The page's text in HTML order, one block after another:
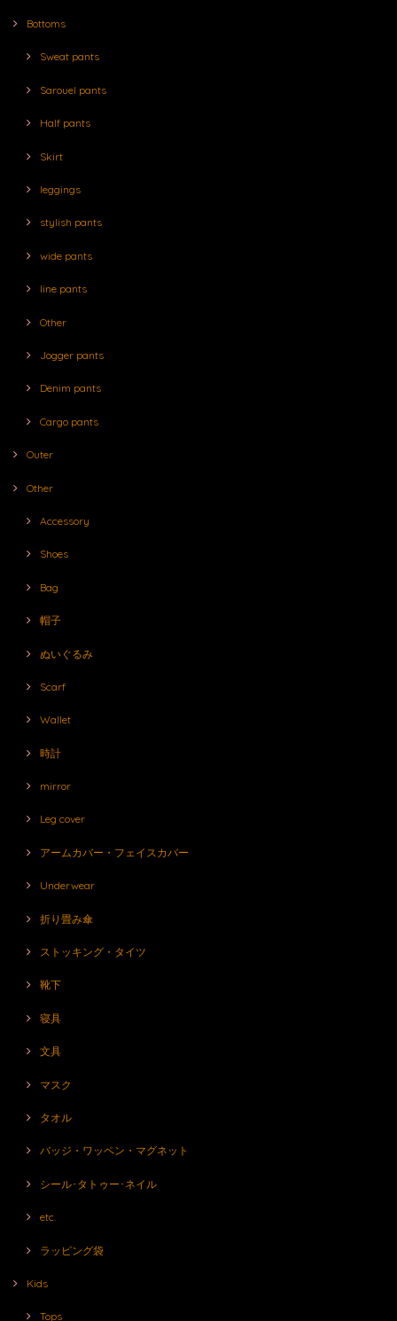
Bottoms
Sweat pants
Sarouel pants
Half pants
Skirt
leggings
stylish pants
wide pants
line pants
Other
Jogger pants
Denim pants
Cargo pants
Outer
Other
Accessory
Shoes
Bag
帽子
ぬいぐるみ
Scarf
Wallet
時計
mirror
Leg cover
アームカバー・フェイスカバー
Underwear
折り畳み傘
ストッキング・タイツ
靴下
寝具
文具
マスク
タオル
バッジ・ワッペン・マグネット
シール･タトゥー･ネイル
etc.
ラッピング袋
Kids
Tops